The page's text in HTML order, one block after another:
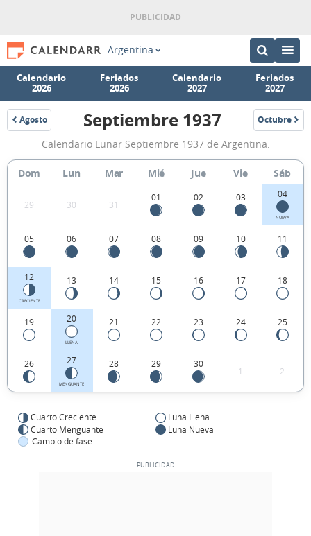
Argentina
Calendario
2026
Feriados
2026
Calendario
2027
Feriados
2027
Agosto
1937
Calendario
Lunar
Septiembre
1937
de
Argentina.
Septiembre 1937 Octubre
1937
Calendario Lunar Septiembre 1937 de Argentina.
Dom Lun Mar Mié Jue Vie Sáb
29 30 31
01 02 03 04
NUEVA
05 06 07 08 09 10 11
12
CRECIENTE
13 14 15 16 17 18
19 20
LLENA
21 22 23 24 25
26 27
MENGUANTE
28 29 30
1 2
Cuarto Creciente
Luna Llena
Cuarto Menguante
Luna Nueva
Cambio de fase